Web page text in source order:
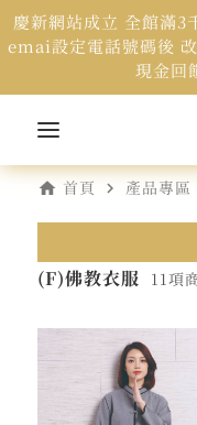
慶新網站成立 全館滿3
emai設定電話號碼後
現金回
home 首頁 navigate_next 產品專區
(F)佛教衣服 11項